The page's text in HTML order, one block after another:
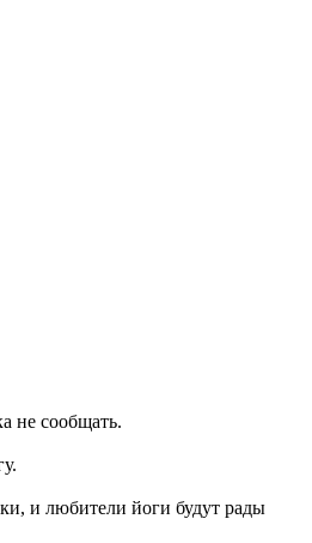
не сообщать.
и любители йоги будут рады